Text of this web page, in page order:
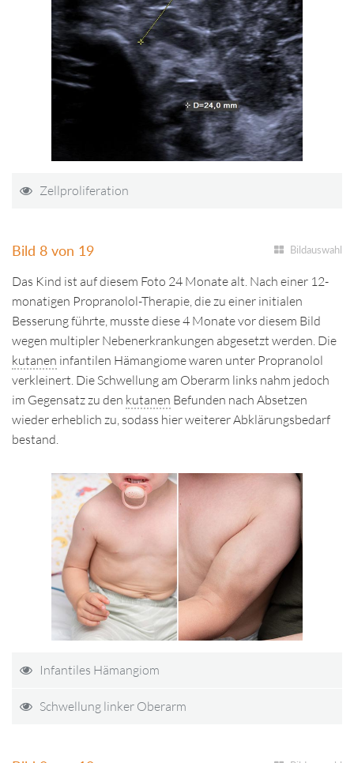
Zellproliferation
Bild 8 von 19 Bildauswahl
Das Kind ist auf diesem Foto 24 Monate alt. Nach einer 12-
monatigen Propranolol-Therapie, die zu einer initialen
Besserung führte, musste diese 4 Monate vor diesem Bild
wegen multipler Nebenerkrankungen abgesetzt werden. Die
kutanen infantilen Hämangiome waren unter Propranolol
verkleinert. Die Schwellung am Oberarm links nahm jedoch
im Gegensatz zu den kutanen Befunden nach Absetzen
wieder erheblich zu, sodass hier weiterer Abklärungsbedarf
bestand.
Infantiles Hämangiom
Schwellung linker Oberarm